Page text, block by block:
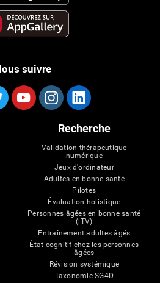
suivre
Recherche
Validation thérapeutique
numérique
Jeux d'ordinateur
Adultes en bonne santé
Pilotes
Évaluation holistique
Personnes âgées en bonne santé
(iTV)
Entraînement adultes âgés
État cognitif chez les personnes
âgées
Révision systémique
Taxonomie SG4D